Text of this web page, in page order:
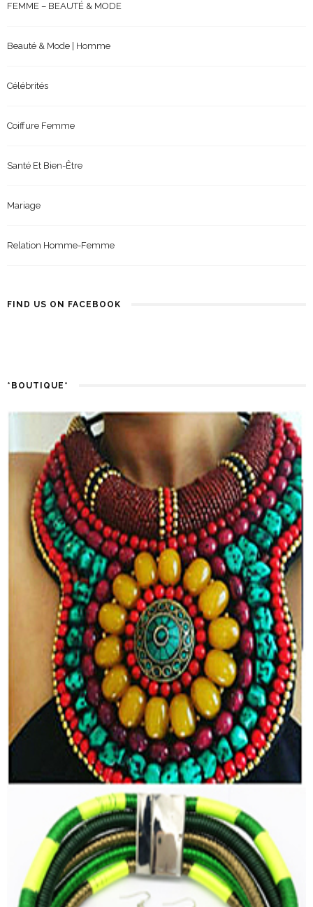
FEMME – BEAUTÉ & MODE
Beauté & Mode | Homme
Célébrités
Coiffure Femme
Santé Et Bien-Être
Mariage
Relation Homme-Femme
FIND US ON FACEBOOK
*BOUTIQUE*